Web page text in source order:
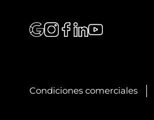
Condiciones comerciales